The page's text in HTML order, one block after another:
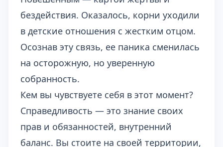
бездействия. Оказалось, корни уходили
в детские отношения с жестким отцом.
Осознав эту связь, ее паника сменилась
на осторожную, но уверенную
собранность.
Кем вы чувствуете себя в этот момент?
Справедливость — это знание своих
прав и обязанностей, внутренний
баланс. Вы стоите на своей территории,